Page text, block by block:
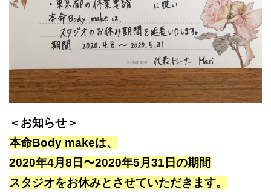
＜お知らせ＞
本命Body makeは、
2020年4月8日〜2020年5月31日の期間
スタジオをお休みとさせていただきます。